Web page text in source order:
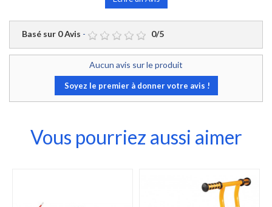
Basé sur 0Avis - 0/5
Aucun avis sur le produit
Soyez le premier à donner votre avis !
Vous pourriez aussi aimer